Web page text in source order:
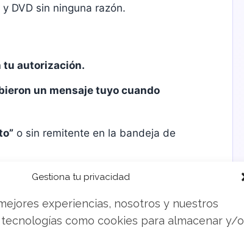
Gestiona tu privacidad
experiencias, nosotros y nuestros
como cookies para almacenar y/o
DVD sin ninguna razón.
tu autorización.
un mensaje tuyo cuando
o sin remitente en la bandeja de
operativo.
queel sistema operativo no